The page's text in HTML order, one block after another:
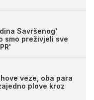
Savršenog'
smo preživjeli sve
veze, oba para
plove kroz